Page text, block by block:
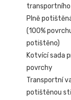
transportního
Plně
(100%
potištěno)
Kotvící sada
povrchy
Transportní
potištěnou